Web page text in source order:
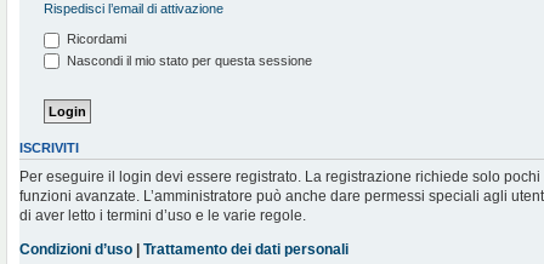
Rispedisci l’email di attivazione
Ricordami
Nascondi il mio stato per questa sessione
ISCRIVITI
Per eseguire il login devi essere registrato. La registrazione richiede solo
funzioni avanzate. L’amministratore può anche dare permessi speciali agli
di aver letto i termini d’uso e le varie regole.
Condizioni d’uso | Trattamento dei dati personali